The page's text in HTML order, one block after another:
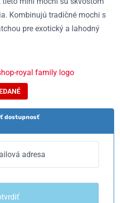
Kombinujú tradičné mochi s
pre exotický a lahodný
dostupnosť